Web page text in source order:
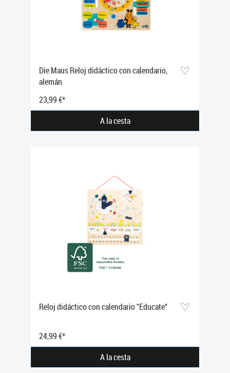
Die Maus Reloj didáctico con calendario,
alemán
23,99 €*
A la cesta
Reloj didáctico con calendario "Educate“
24,99 €*
A la cesta